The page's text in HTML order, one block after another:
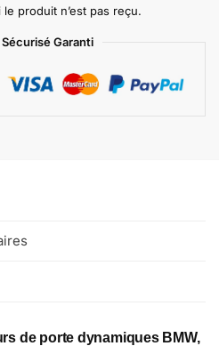
produit n’est pas reçu.
Garanti
de porte dynamiques BMW,